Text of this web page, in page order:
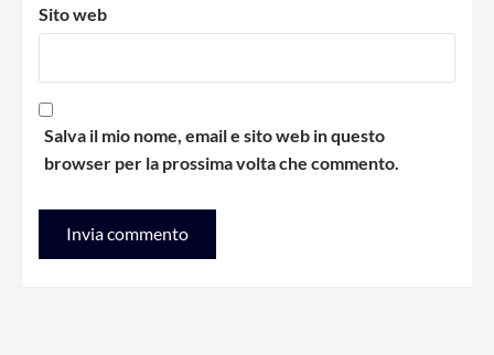
Sito web
Salva il mio nome, email e sito web in questo
browser per la prossima volta che commento.